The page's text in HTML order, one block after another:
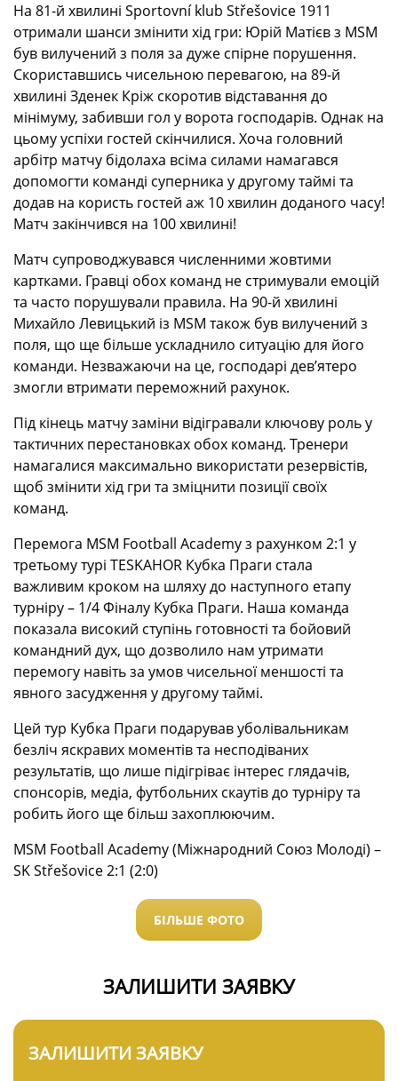
На 81-й хвилині Sportovní klub Střešovice 1911
отримали шанси змінити хід гри: Юрій Матієв з MSM
був вилучений з поля за дуже спірне порушення.
Скориставшись чисельною перевагою, на 89-й
хвилині Зденек Кріж скоротив відставання до
мінімуму, забивши гол у ворота господарів. Однак на
цьому успіхи гостей скінчилися. Хоча головний
арбітр матчу бідолаха всіма силами намагався
допомогти команді суперника у другому таймі та
додав на користь гостей аж 10 хвилин доданого часу!
Матч закінчився на 100 хвилині!
Матч супроводжувався численними жовтими
картками. Гравці обох команд не стримували емоцій
та часто порушували правила. На 90-й хвилині
Михайло Левицький із MSM також був вилучений з
поля, що ще більше ускладнило ситуацію для його
команди. Незважаючи на це, господарі дев’ятеро
змогли втримати переможний рахунок.
Під кінець матчу заміни відігравали ключову роль у
тактичних перестановках обох команд. Тренери
намагалися максимально використати резервістів,
щоб змінити хід гри та зміцнити позиції своїх
команд.
Перемога MSM Football Academy з рахунком 2:1 у
третьому турі TESKAHOR Кубка Праги стала
важливим кроком на шляху до наступного етапу
турніру – 1/4 Фіналу Кубка Праги. Наша команда
показала високий ступінь готовності та бойовий
командний дух, що дозволило нам утримати
перемогу навіть за умов чисельної меншості та
явного засудження у другому таймі.
Цей тур Кубка Праги подарував уболівальникам
безліч яскравих моментів та несподіваних
результатів, що лише підігріває інтерес глядачів,
спонсорів, медіа, футбольних скаутів до турніру та
робить його ще більш захоплюючим.
MSM Football Academy (Міжнародний Союз Молоді) –
SK Střešovice 2:1 (2:0)
БІЛЬШЕ ФОТО
ЗАЛИШИТИ ЗАЯВКУ
ЗАЛИШИТИ ЗАЯВКУ